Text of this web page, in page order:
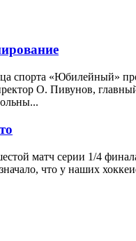
спорта «Юбилейный»
О. Пивунов,
матч серии 1/4
что у наших